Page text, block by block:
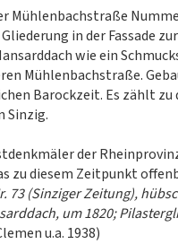
Mühlenbachstraße
in der Fassade
wie ein
Mühlenbachstraße.
Barockzeit. Es zählt
Sinzig.
der
zu diesem Zeitpunkt
73 (Sinziger Zeitung),
um 1820;
u.a. 1938)